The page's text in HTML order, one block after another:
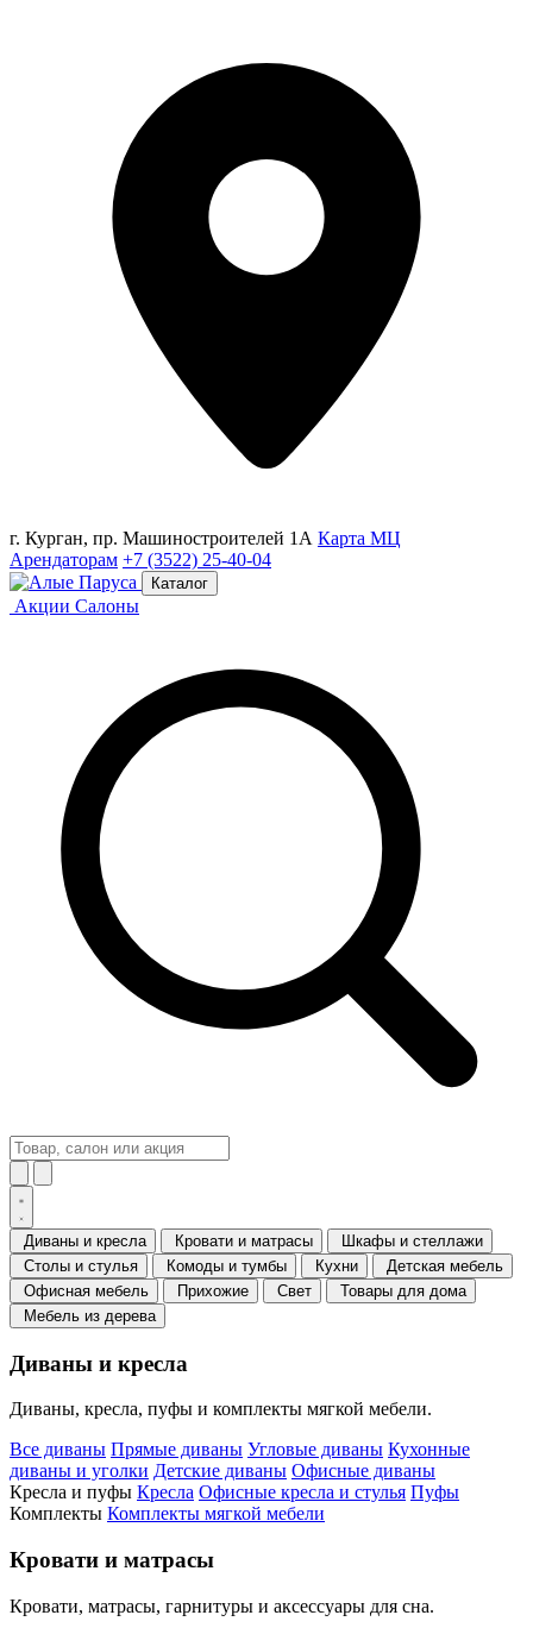
г. Курган, пр. Машиностроителей 1А Карта МЦ
Арендаторам +7 (3522) 25-40-04
Каталог
Акции Салоны
Диваны и кресла Кровати и матрасы
Шкафы и стеллажи
Столы и стулья
Комоды и тумбы Кухни
Детская мебель
Офисная мебель
Прихожие Свет
Товары для дома
Мебель из дерева
Диваны и кресла
Диваны, кресла, пуфы и комплекты мягкой мебели.
Все диваны Прямые диваны Угловые диваны Кухонные
диваны и уголки Детские диваны Офисные диваны
Кресла и пуфы Кресла Офисные кресла и стулья Пуфы
Комплекты Комплекты мягкой мебели
Кровати и матрасы
Кровати, матрасы, гарнитуры и аксессуары для сна.